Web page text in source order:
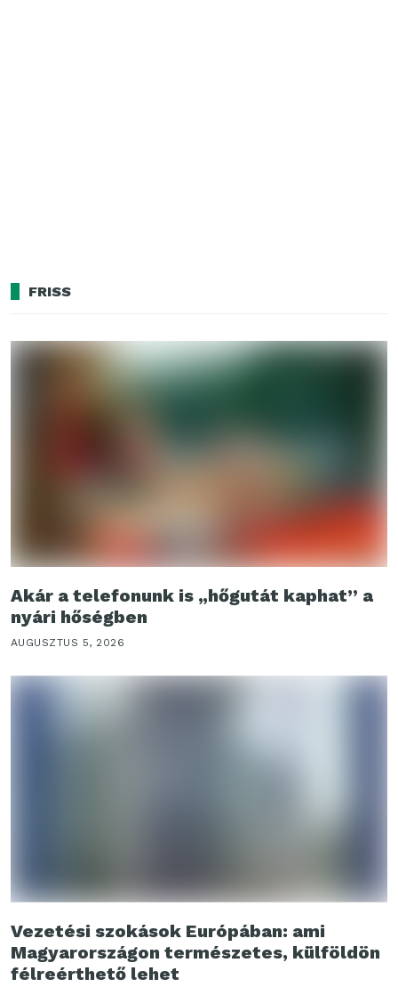
FRISS
Akár a telefonunk is „hőgutát kaphat” a
nyári hőségben
AUGUSZTUS 5, 2026
Vezetési szokások Európában: ami
Magyarországon természetes, külföldön
félreérthető lehet